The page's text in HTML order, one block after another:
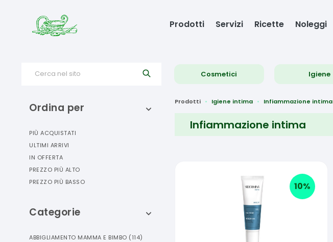
Prodotti Servizi Ricette Noleggi
Cerca nel sito Cosmetici Igiene
Ordina per
PIÙ ACQUISTATI
ULTIMI ARRIVI
IN OFFERTA
PREZZO PIÙ ALTO
PREZZO PIÙ BASSO
Categorie
ABBIGLIAMENTO MAMMA E BIMBO (114)
Prodotti Igiene intima Infiammazione intima
Infiammazione intima
10%